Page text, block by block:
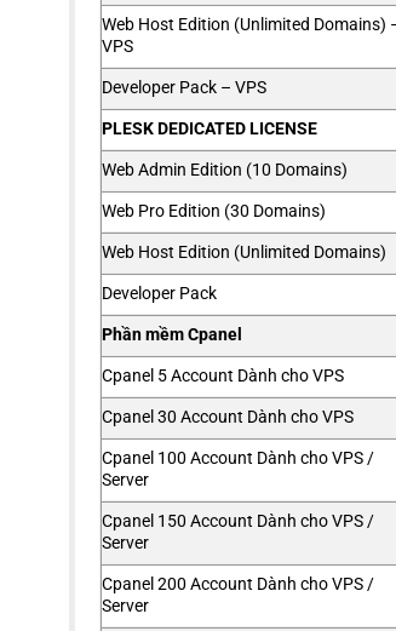
Web Host Edition (Unlimited Domains)
VPS
Developer Pack – VPS
PLESK DEDICATED LICENSE
Web Admin Edition (10 Domains)
Web Pro Edition (30 Domains)
Web Host Edition (Unlimited Domains)
Developer Pack
Phần mềm Cpanel
Cpanel 5 Account Dành cho VPS
Cpanel 30 Account Dành cho VPS
Cpanel 100 Account Dành cho VPS /
Server
Cpanel 150 Account Dành cho VPS /
Server
Cpanel 200 Account Dành cho VPS /
Server